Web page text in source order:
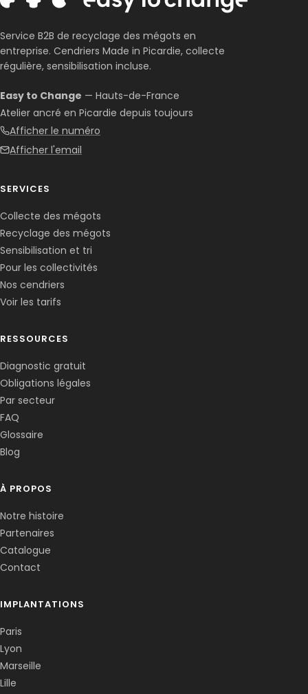
Service B2B de recyclage des mégots en
entreprise. Cendriers Made in Picardie, collecte
régulière, sensibilisation incluse.
Easy to Change — Hauts-de-France
Atelier ancré en Picardie depuis toujours
Afficher le numéro
Afficher l'email
SERVICES
Collecte des mégots
Recyclage des mégots
Sensibilisation et tri
Pour les collectivités
Nos cendriers
Voir les tarifs
RESSOURCES
Diagnostic gratuit
Obligations légales
Par secteur
FAQ
Glossaire
Blog
À PROPOS
Notre histoire
Partenaires
Catalogue
Contact
IMPLANTATIONS
Paris
Lyon
Marseille
Lille
Corentin · Easy to Change